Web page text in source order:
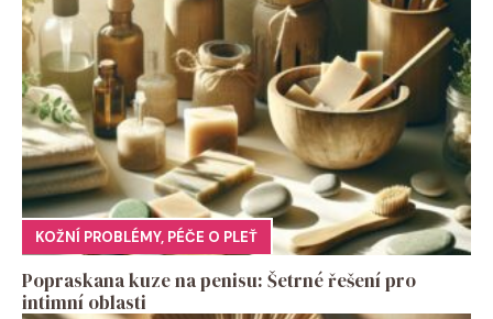
KOŽNÍ PROBLÉMY, PÉČE O PLEŤ
Popraskana kuze na penisu: Šetrné řešení pro
intimní oblasti